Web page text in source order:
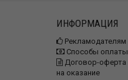
ИНФОРМАЦИЯ
Рекламодателям
Способы оплаты
Договор-оферта
на оказание